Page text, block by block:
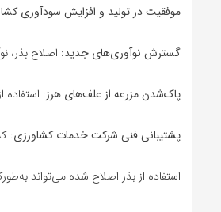
موفقیت در تولید و افزایش سودآوری
گسترش نوآوری‌های جدید: اصلاح بذر،
پاک‌شدن مزرعه از علف‌های هرز:
پشتیبانی فنی شرکت خدمات کشاورزی:
استفاده از بذر اصلاح شده می‌تواند